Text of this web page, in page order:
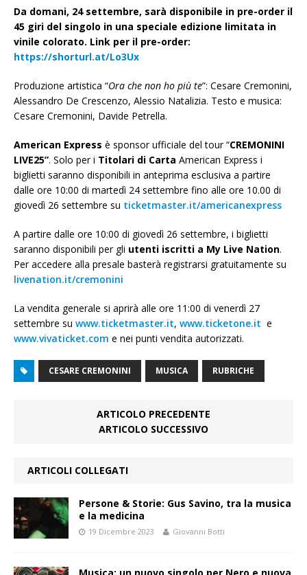
Da domani, 24 settembre, sarà disponibile in pre-order il
45 giri del singolo in una speciale edizione limitata in
vinile colorato. Link per il pre-order:
https://shorturl.at/Lo3Ux
Produzione artistica “Ora che non ho più te”: Cesare Cremonini,
Alessandro De Crescenzo, Alessio Natalizia. Testo e musica:
Cesare Cremonini, Davide Petrella.
American Express è sponsor ufficiale del tour “CREMONINI
LIVE25”. Solo per i Titolari di Carta American Express i
biglietti saranno disponibili in anteprima esclusiva a partire
dalle ore 10:00 di martedì 24 settembre fino alle ore 10.00 di
giovedì 26 settembre su ticketmaster.it/americanexpress
A partire dalle ore 10:00 di giovedì 26 settembre, i biglietti
saranno disponibili per gli utenti iscritti a My Live Nation.
Per accedere alla presale basterà registrarsi gratuitamente su
livenation.it/cremonini
La vendita generale si aprirà alle ore 11:00 di venerdì 27
settembre su www.ticketmaster.it, www.ticketone.it e
www.vivaticket.com e nei punti vendita autorizzati.
CESARE CREMONINI MUSICA RUBRICHE
ARTICOLO PRECEDENTE
ARTICOLO SUCCESSIVO
ARTICOLI COLLEGATI
Persone & Storie: Gus Savino, tra la musica
e la medicina
19 Dicembre 2023 Giovanni Botti